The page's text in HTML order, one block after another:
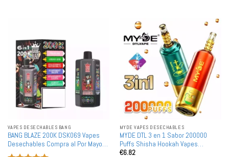
VAPES DESECHABLES BANG
BANG BLAZE 200K DSK069 Vapes
Desechables Compra al Por Mayor
al Por Mayor 200000 Puffs 6 En 1
MYDE VAPES DESECHABLES
MYDE DTL 3 en 1 Sabor 200000
Puffs Shisha Hookah Vapes
Desechables 200K Compra al Por
€6.82